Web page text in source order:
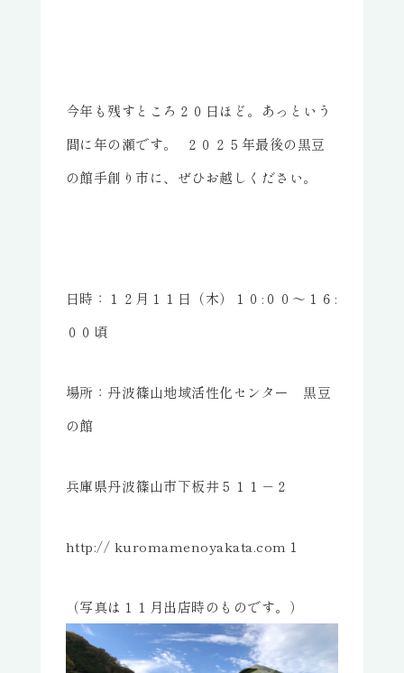
今年も残すところ２０日ほど。あっという
間に年の瀬です。 ２０２５年最後の黒豆
の館手創り市に、ぜひお越しください。
日時：１２月１１日（木）１０:００～１６:
００頃
場所：丹波篠山地域活性化センター 黒豆
の館
兵庫県丹波篠山市下板井５１１－２
http:// kuromamenoyakata.com１
（写真は１１月出店時のものです。）